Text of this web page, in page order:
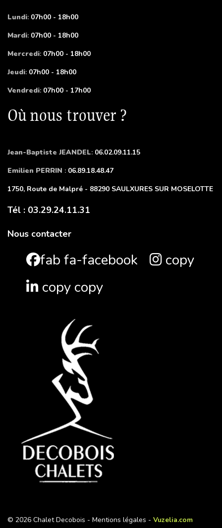
Lundi: 07h00 - 18h00
Mardi: 07h00 - 18h00
Mercredi: 07h00 - 18h00
Jeudi: 07h00 - 18h00
Vendredi: 07h00 - 17h00
Où nous trouver ?
Jean-Baptiste JEANDEL: 06.02.09.11.15
Emilien PERRIN : 06.89.18.48.47
1750, Route de Malpré - 88290 SAULXURES SUR MOSELOTTE
Tél : 03.29.24.11.31
Nous contacter
fab fa-facebook
copy
copy copy
© 2026 Chalet Decobois - Mentions légales - Vuzelia.com